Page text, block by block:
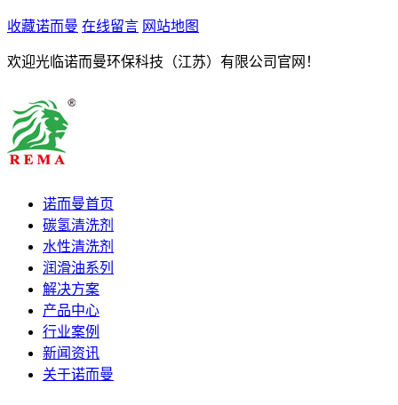
收藏诺而曼 在线留言 网站地图
欢迎光临诺而曼环保科技（江苏）有限公司官网！
诺而曼首页
碳氢清洗剂
水性清洗剂
润滑油系列
解决方案
产品中心
行业案例
新闻资讯
关于诺而曼